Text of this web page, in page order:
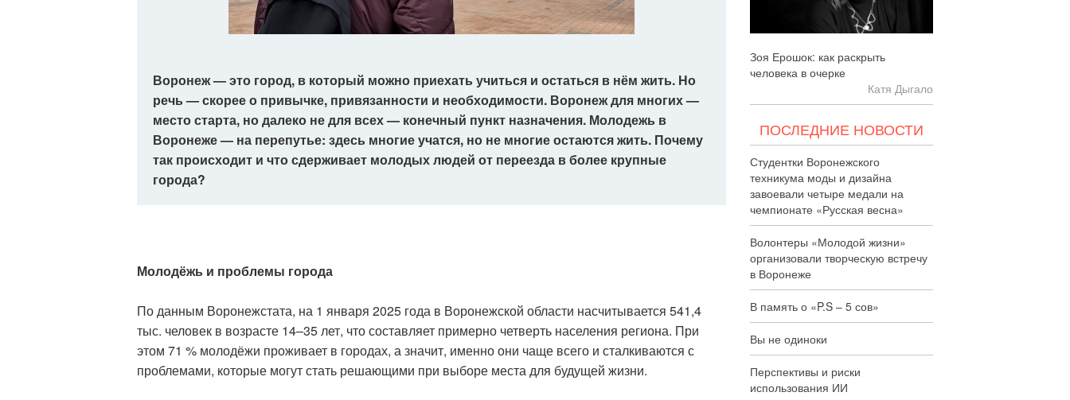
Воронеж — это город, в который можно приехать учиться и остаться в нём жить. Но
речь — скорее о привычке, привязанности и необходимости. Воронеж для многих —
место старта, но далеко не для всех — конечный пункт назначения. Молодежь в
Воронеже — на перепутье: здесь многие учатся, но не многие остаются жить. Почему
так происходит и что сдерживает молодых людей от переезда в более крупные
города?
Молодёжь и проблемы города
По данным Воронежстата, на 1 января 2025 года в Воронежской области насчитывается 541,4
тыс. человек в возрасте 14–35 лет, что составляет примерно четверть населения региона. При
этом 71 % молодёжи проживает в городах, а значит, именно они чаще всего и сталкиваются с
проблемами, которые могут стать решающими при выборе места для будущей жизни.
Зоя Ерошок: как раскрыть
человека в очерке
Катя Дыгало
ПОСЛЕДНИЕ НОВОСТИ
Студентки Воронежского
техникума моды и дизайна
завоевали четыре медали на
чемпионате «Русская весна»
Волонтеры «Молодой жизни»
организовали творческую встречу
в Воронеже
В память о «P.S – 5 сов»
Вы не одиноки
Перспективы и риски
использования ИИ